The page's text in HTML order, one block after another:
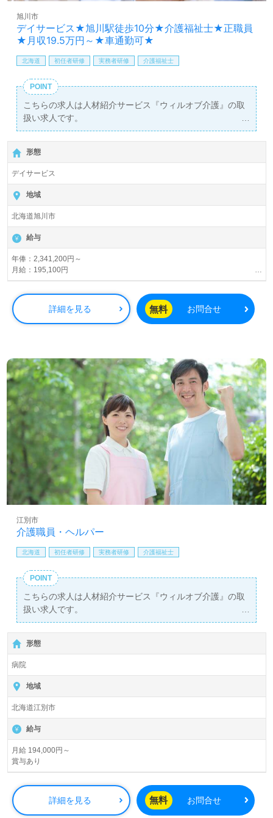
デイサービス★旭川駅徒歩10分★介護福祉士★正職員
★月収19.5万円～★車通勤可★
旭川市
北海道 初任者研修 実務者研修 介護福祉士
POINT
こちらの求人は人材紹介サービス『ウィルオブ介護』の取
扱い求人です。
詳細に関してお気軽にご相談ください♪
【無料】で皆さんの転職活動をサポートいたします。
形態
デイサービス
地域
北海道旭川市
給与
年俸：2,341,200円～
月給：195,100円
定額手当：32,900円
処遇改善：10,000円
住宅手当
資格手当
詳細を見る 無料 お問合せ
介護職員・ヘルパー
江別市
北海道 初任者研修 実務者研修 介護福祉士
POINT
こちらの求人は人材紹介サービス『ウィルオブ介護』の取
扱い求人です。
詳細に関してお気軽にご相談ください♪
【無料】で皆さんの転職活動をサポートいたします。
形態
病院
地域
北海道江別市
給与
月給 194,000円～
賞与あり
詳細を見る 無料 お問合せ